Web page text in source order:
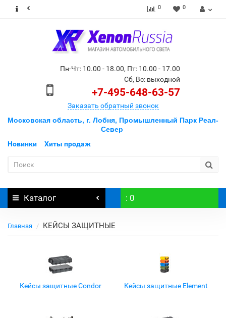
0 0
Пн-Чт: 10.00 - 18.00, Пт: 10.00 - 17.00
Сб, Вс: выходной
+7-495-648-63-57
Заказать обратный звонок
Московская область, г. Лобня, Промышленный Парк Реал-
Север
Новинки
Хиты продаж
Каталог : 0
Главная КЕЙСЫ ЗАЩИТНЫЕ
Кейсы защитные Condor Кейсы защитные Element